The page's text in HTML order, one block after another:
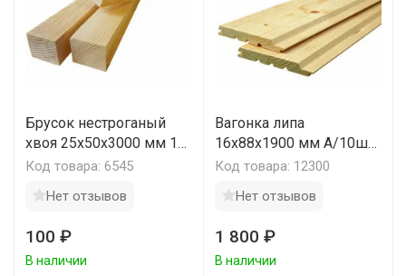
Брусок нестроганый
хвоя 25x50x3000 мм 1
шт
Код товара: 6545
Нет отзывов
100 ₽
В наличии
Вагонка липа
16х88х1900 мм А/10шт
упаковка
Код товара: 12300
Нет отзывов
1 800 ₽
В наличии